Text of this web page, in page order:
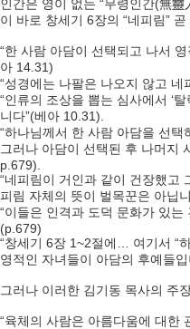
인간은 영이 없는 “무령인간(無
이 바로 창세기 6장의 “네피림”
“한 사람 아담이 선택되고 나서
아 14.31)
“성경에는 나팔은 나오지 않고 네
“인류의 조상을 뽑는 심사에서 ‘
니다”(베아 10.31).
“하나님께서 한 사람 아담을 선택
그러나 아담이 선택된 후 나머지
p.679).
“네피림이 거인과 같이 건장했고
피림 자체의 뜻이 벌목꾼은 아닙
“이들은 인격과 도덕 문화가 있
(p.679)
“창세기 6장 1~2절에… 여기서 “
영적인 자녀들이 아담의 후예들입
그러나 이러한 김기동 목사의 주
“육체의 사람은 아름다움에 대한